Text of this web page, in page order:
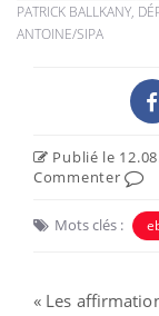
PATRICK BALLKANY,
ANTOINE/SIPA
Publié le
Commenter
Mots clés :
« Les